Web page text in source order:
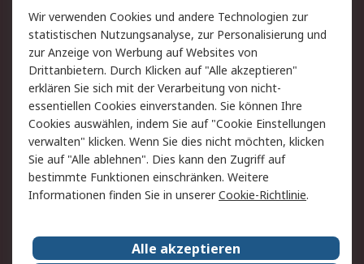
Rücksendungen
Kontakt
Hilfe
Rechtliches
AGB
Datenschutz
Cookie-Richtlinie
Zahlungsbedingungen
Copyright/Impressum
Über RS
Karriere bei RS
Nachhaltigkeit
Wir verwenden Cookies und andere Technologien zur
statistischen Nutzungsanalyse, zur Personalisierung und
zur Anzeige von Werbung auf Websites von
Drittanbietern. Durch Klicken auf "Alle akzeptieren"
erklären Sie sich mit der Verarbeitung von nicht-
essentiellen Cookies einverstanden. Sie können Ihre
Cookies auswählen, indem Sie auf "Cookie Einstellungen
verwalten" klicken. Wenn Sie dies nicht möchten, klicken
Sie auf "Alle ablehnen". Dies kann den Zugriff auf
bestimmte Funktionen einschränken. Weitere
Informationen finden Sie in unsererCookie-Richtlinie.
Alle akzeptieren